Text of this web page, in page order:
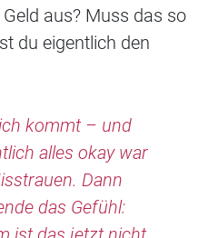
aus? Muss das so
du eigentlich den
kommt – und
alles okay war
Dann
das Gefühl: